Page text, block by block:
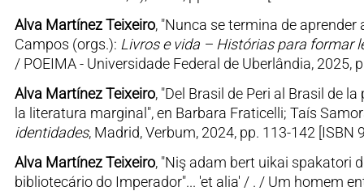
Alva Martínez Teixeiro, "Nunca se termina de aprender
Campos (orgs.): Livros e vida – Histórias para formar
/ POEIMA - Universidade Federal de Uberlândia, 2025,
Alva Martínez Teixeiro, "Del Brasil de Peri al Brasil de
la literatura marginal", en Barbara Fraticelli; Taís
identidades, Madrid, Verbum, 2024, pp. 113-142 [ISBN
Alva Martínez Teixeiro, "Niş adam bert uikai spakatori
bibliotecário do Imperador"... 'et alia' / . / Um homem